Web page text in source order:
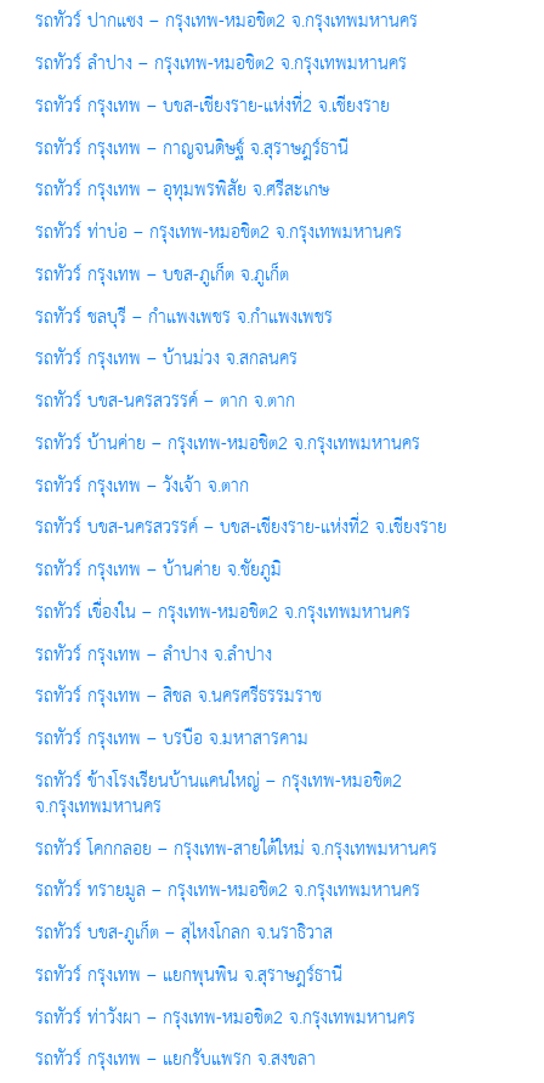
รถทัวร์ ปากแซง – กรุงเทพ-หมอชิต2 จ.กรุงเทพมหานคร
รถทัวร์ ลำปาง – กรุงเทพ-หมอชิต2 จ.กรุงเทพมหานคร
รถทัวร์ กรุงเทพ – บขส-เชียงราย-แห่งที่2 จ.เชียงราย
รถทัวร์ กรุงเทพ – กาญจนดิษฐ์ จ.สุราษฎร์ธานี
รถทัวร์ กรุงเทพ – อุทุมพรพิสัย จ.ศรีสะเกษ
รถทัวร์ ท่าบ่อ – กรุงเทพ-หมอชิต2 จ.กรุงเทพมหานคร
รถทัวร์ กรุงเทพ – บขส-ภูเก็ต จ.ภูเก็ต
รถทัวร์ ชลบุรี – กำแพงเพชร จ.กำแพงเพชร
รถทัวร์ กรุงเทพ – บ้านม่วง จ.สกลนคร
รถทัวร์ บขส-นครสวรรค์ – ตาก จ.ตาก
รถทัวร์ บ้านค่าย – กรุงเทพ-หมอชิต2 จ.กรุงเทพมหานคร
รถทัวร์ กรุงเทพ – วังเจ้า จ.ตาก
รถทัวร์ บขส-นครสวรรค์ – บขส-เชียงราย-แห่งที่2 จ.เชียงราย
รถทัวร์ กรุงเทพ – บ้านค่าย จ.ชัยภูมิ
รถทัวร์ เขื่องใน – กรุงเทพ-หมอชิต2 จ.กรุงเทพมหานคร
รถทัวร์ กรุงเทพ – ลำปาง จ.ลำปาง
รถทัวร์ กรุงเทพ – สิชล จ.นครศรีธรรมราช
รถทัวร์ กรุงเทพ – บรบือ จ.มหาสารคาม
รถทัวร์ ข้างโรงเรียนบ้านแคนใหญ่ – กรุงเทพ-หมอชิต2
จ.กรุงเทพมหานคร
รถทัวร์ โคกกลอย – กรุงเทพ-สายใต้ใหม่ จ.กรุงเทพมหานคร
รถทัวร์ ทรายมูล – กรุงเทพ-หมอชิต2 จ.กรุงเทพมหานคร
รถทัวร์ บขส-ภูเก็ต – สุไหงโกลก จ.นราธิวาส
รถทัวร์ กรุงเทพ – แยกพุนพิน จ.สุราษฎร์ธานี
รถทัวร์ ท่าวังผา – กรุงเทพ-หมอชิต2 จ.กรุงเทพมหานคร
รถทัวร์ กรุงเทพ – แยกรับแพรก จ.สงขลา